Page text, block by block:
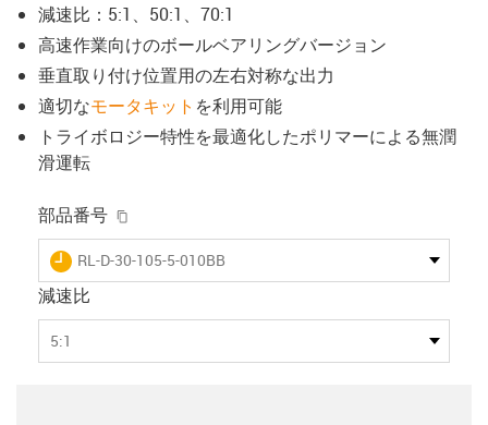
減速比：5:1、50:1、70:1
高速作業向けのボールベアリングバージョン
垂直取り付け位置用の左右対称な出力
適切なモータキット を利用可能
トライボロジー特性を最適化したポリマーによる無潤
滑運転
部品番号
igus-icon-lieferzeit
RL-D-30-105-5-010BB
減速比
5:1